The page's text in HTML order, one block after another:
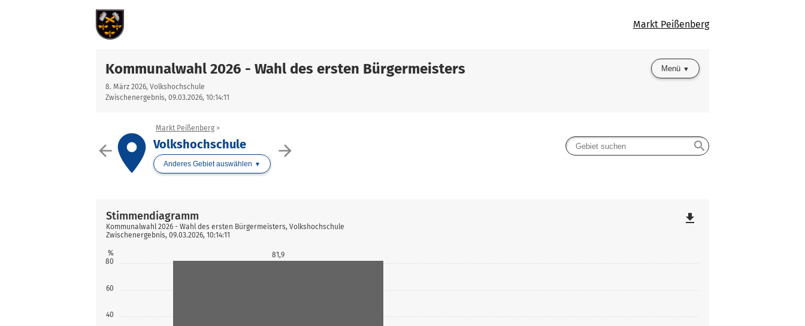
Markt Peißenberg
Kommunalwahl 2026 - Wahl des ersten Bürgermeisters
8. März 2026, Volkshochschule
Zwischenergebnis, 09.03.2026, 10:14:11
Menü
arrow_back arrow_forward
place
Markt Peißenberg
Volkshochschule
Anderes Gebiet auswählen
search
40
60
80
% 81,9
Stimmendiagramm
Kommunalwahl 2026 - Wahl des ersten Bürgermeisters, Volkshochschule
Zwischenergebnis, 09.03.2026, 10:14:11
file_download